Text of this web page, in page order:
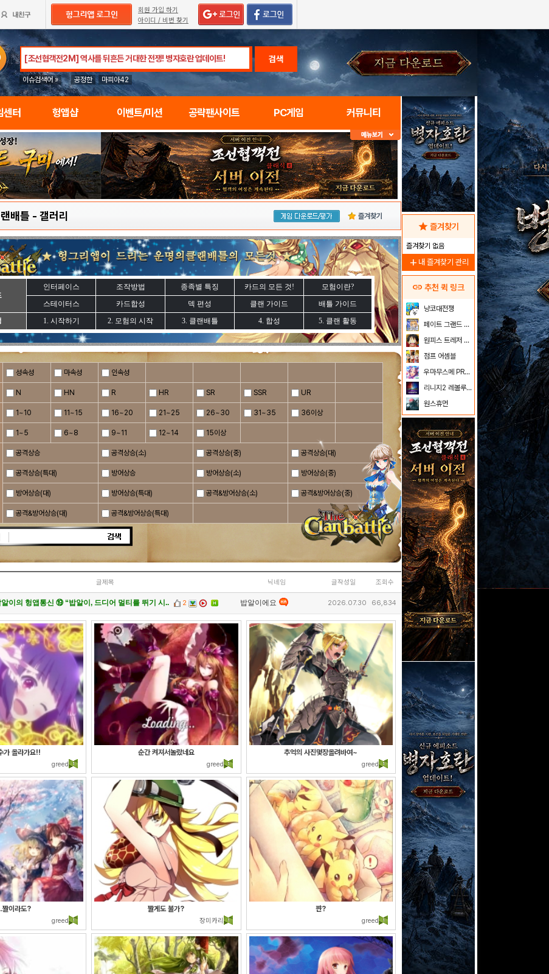
회원 가입 하기
아이디 / 비번 찾기
검색
이슈검색어 » 공정한 마피아42
센터 헝앱샵 이벤트/미션 공략팬사이트 PC게임 커뮤니티
배틀 - 갤러리 즐겨찾기
인터페이스 조작방법 종족별 특징 카드의 모든 것!
모험이란?
스테이터스
카드합성 덱 편성 클랜 가이드
배틀 가이드
1. 시작하기 2. 모험의 시작 3. 클랜배틀 4. 합성 5. 클랜 활동
성속성 마속성 인속성
N HN R HR SR SSR UR
1~10 11~15 16~20 21~25 26~30 31~35 36이상
1~5 6~8 9~11 12~14 15이상
공격상승 공격상승(소) 공격상승(중) 공격상승(대)
공격상승(특대) 방어상승 방어상승(소) 방어상승(중)
방어상승(대) 방어상승(특대) 공격&방어상승(소) 공격&방어상승(중)
공격&방어상승(대) 공격&방어상승(특대)
글제목 닉네임 글작성일 조회수
알이의 헝앱통신 ⑲ “밥알이, 드디어 멀티를 뛰기 시.. 2 밥알이에요 2026.07.30 66,834
내] 헝그리앱 필수 상식! 밥알 획득 안내서 (248) 151 헝그리앱 2015.03.06 233,188
벤트] 웃음으로 매일매일 해피! 유머 게시판 활동왕.. (4) 18 헝그리앱 2022.04.12 153,704
가 올라가요!!
greed
순간 켜져서놀랐네요
greed
추억의 사진몇장올려바여~
greed
짤이라도?
greed
짤게도 불가?
장미카리
쨘?
greed
star 즐겨찾기
즐겨찾기 없음
add 내 즐겨찾기 관리
link 추천 퀵 링크
냥코대전쟁
페이트 그랜드 오더
원피스 트레저 크루즈
점프 어셈블
우마무스메 PRETTY DERBY
리니지2 레볼루션
원스휴먼